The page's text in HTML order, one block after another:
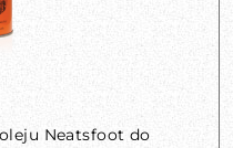
Neatsfoot do